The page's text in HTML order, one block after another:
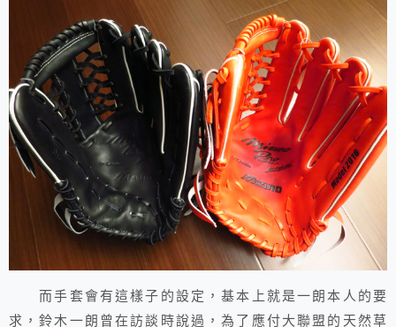
而手套會有這樣子的設定，基本上就是一朗本人的要
求，鈴木一朗曾在訪談時說過，為了應付大聯盟的天然草